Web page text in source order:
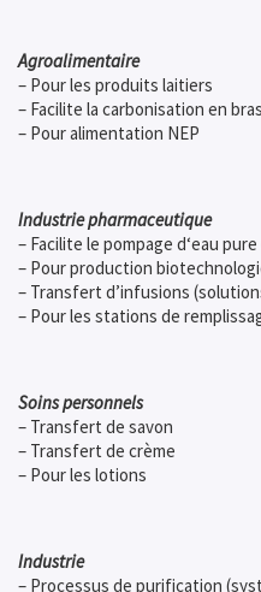
Agroalimentaire
– Pour les produits laitiers
– Facilite la carbonisation en
– Pour alimentation NEP
Industrie pharmaceutique
– Facilite le pompage d‘eau pure
– Pour production
– Transfert d’infusions
– Pour les stations de
Soins personnels
– Transfert de savon
– Transfert de crème
– Pour les lotions
Industrie
– Processus de purification